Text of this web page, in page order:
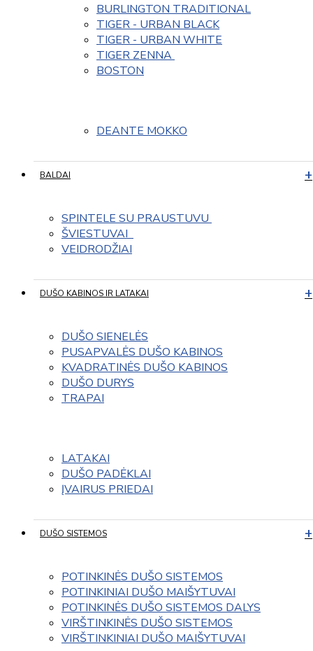
BURLINGTON TRADITIONAL
TIGER - URBAN BLACK
TIGER - URBAN WHITE
TIGER ZENNA
BOSTON
DEANTE MOKKO
BALDAI
SPINTELE SU PRAUSTUVU
ŠVIESTUVAI
VEIDRODŽIAI
DUŠO KABINOS IR LATAKAI
DUŠO SIENELĖS
PUSAPVALĖS DUŠO KABINOS
KVADRATINĖS DUŠO KABINOS
DUŠO DURYS
TRAPAI
LATAKAI
DUŠO PADĖKLAI
ĮVAIRUS PRIEDAI
DUŠO SISTEMOS
POTINKINĖS DUŠO SISTEMOS
POTINKINIAI DUŠO MAIŠYTUVAI
POTINKINĖS DUŠO SISTEMOS DALYS
VIRŠTINKINĖS DUŠO SISTEMOS
VIRŠTINKINIAI DUŠO MAIŠYTUVAI